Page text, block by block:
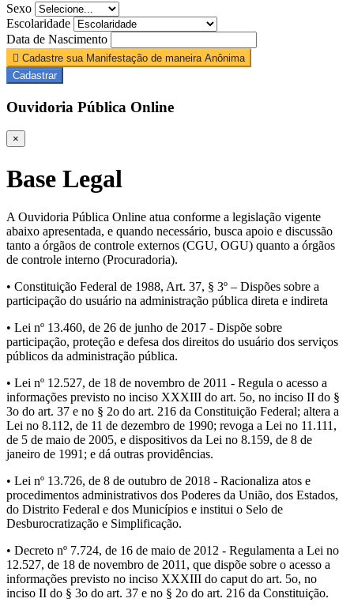
Sexo
Escolaridade
Data de Nascimento
Cadastre sua Manifestação de maneira Anônima
Cadastrar
Ouvidoria Pública Online
×
Base Legal
A Ouvidoria Pública Online atua conforme a legislação vigente
abaixo apresentada, e quando necessário, busca apoio e discussão
tanto a órgãos de controle externos (CGU, OGU) quanto a órgãos
de controle interno (Procuradoria).
• Constituição Federal de 1988, Art. 37, § 3º – Dispões sobre a
participação do usuário na administração pública direta e indireta
• Lei nº 13.460, de 26 de junho de 2017 - Dispõe sobre
participação, proteção e defesa dos direitos do usuário dos serviços
públicos da administração pública.
• Lei nº 12.527, de 18 de novembro de 2011 - Regula o acesso a
informações previsto no inciso XXXIII do art. 5o, no inciso II do §
3o do art. 37 e no § 2o do art. 216 da Constituição Federal; altera a
Lei no 8.112, de 11 de dezembro de 1990; revoga a Lei no 11.111,
de 5 de maio de 2005, e dispositivos da Lei no 8.159, de 8 de
janeiro de 1991; e dá outras providências.
• Lei nº 13.726, de 8 de outubro de 2018 - Racionaliza atos e
procedimentos administrativos dos Poderes da União, dos Estados,
do Distrito Federal e dos Municípios e institui o Selo de
Desburocratização e Simplificação.
• Decreto nº 7.724, de 16 de maio de 2012 - Regulamenta a Lei no
12.527, de 18 de novembro de 2011, que dispõe sobre o acesso a
informações previsto no inciso XXXIII do caput do art. 5o, no
inciso II do § 3o do art. 37 e no § 2o do art. 216 da Constituição.